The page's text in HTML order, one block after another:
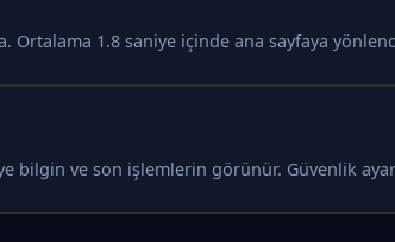
1.8 saniye içinde ana sayfaya
bilgin ve son işlemlerin görünür. Güvenlik